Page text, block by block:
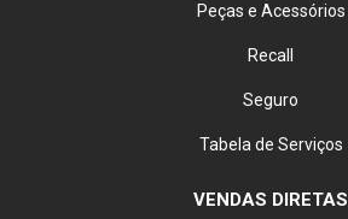
Peças e Acessórios
Recall
Seguro
Tabela de Serviços
VENDAS DIRETAS